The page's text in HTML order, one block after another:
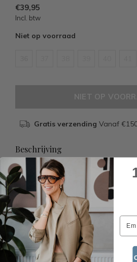
€39,95
Incl. btw
Niet op voorraad
NIET OP
Gratis verzending Vanaf
Beschrijving
Recente artikelen
Email